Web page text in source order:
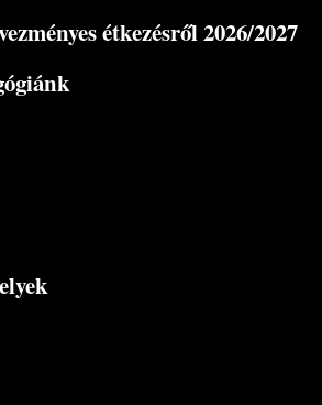
étkezésről 2026/2027